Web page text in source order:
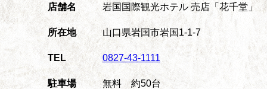
店舗名 岩国国際観光ホテル 売店「花千堂」
所在地 山口県岩国市岩国1-1-7
TEL 0827-43-1111
駐車場 無料 約50台